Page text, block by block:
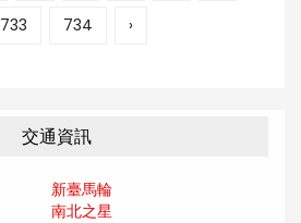
733 734 ›
交通資訊
新臺馬輪
南北之星